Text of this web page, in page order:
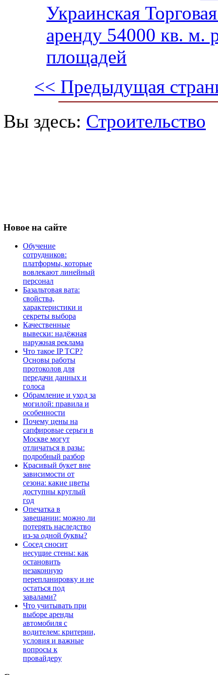
Украинская
аренду 54000 кв. м.
площадей
<< Предыдущая
Вы здесь: Строительство
Новое на сайте
Обучение
сотрудников:
платформы, которые
вовлекают линейный
персонал
Базальтовая вата:
свойства,
характеристики и
секреты выбора
Качественные
вывески: надёжная
наружная реклама
Что такое IP TCP?
Основы работы
протоколов для
передачи данных и
голоса
Обрамление и уход за
могилой: правила и
особенности
Почему цены на
сапфировые серьги в
Москве могут
отличаться в разы:
подробный разбор
Красивый букет вне
зависимости от
сезона: какие цветы
доступны круглый
год
Опечатка в
завещании: можно ли
потерять наследство
из-за одной буквы?
Сосед сносит
несущие стены: как
остановить
незаконную
перепланировку и не
остаться под
завалами?
Что учитывать при
выборе аренды
автомобиля с
водителем: критерии,
условия и важные
вопросы к
провайдеру